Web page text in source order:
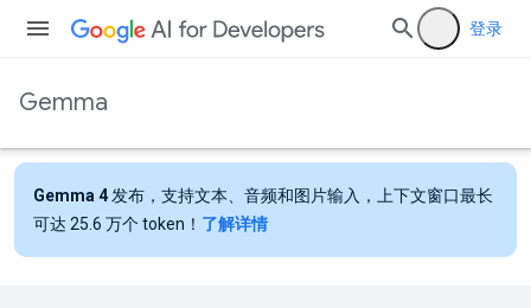
登录
Gemma
Gemma 4 发布，支持文本、音频和图片输入，上下文窗口最长
可达 25.6 万个 token！ 了解详情